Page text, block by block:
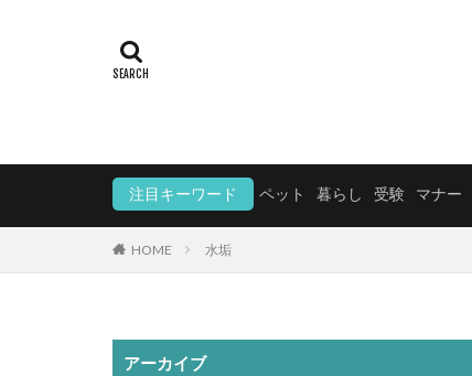
注目キーワード ペット 暮らし 受験 マナー
HOME 水垢
アーカイブ